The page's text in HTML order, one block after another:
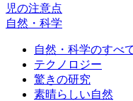
児の注意点
自然・科学
自然・科学のすべ
テクノロジー
驚きの研究
素晴らしい自然